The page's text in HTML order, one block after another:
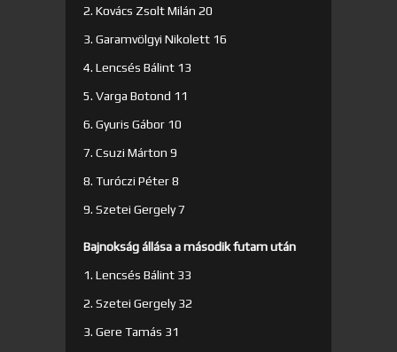
2. Kovács Zsolt Milán 20
3. Garamvölgyi Nikolett 16
4. Lencsés Bálint 13
5. Varga Botond 11
6. Gyuris Gábor 10
7. Csuzi Márton 9
8. Turóczi Péter 8
9. Szetei Gergely 7
Bajnokság állása a második futam után
1. Lencsés Bálint 33
2. Szetei Gergely 32
3. Gere Tamás 31